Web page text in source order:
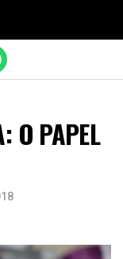
O PAPEL